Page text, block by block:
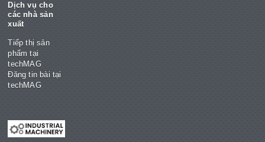
Dịch vụ cho
các nhà sản
xuất
Tiếp thị sản
phẩm tại
techMAG
Đăng tin bài tại
techMAG